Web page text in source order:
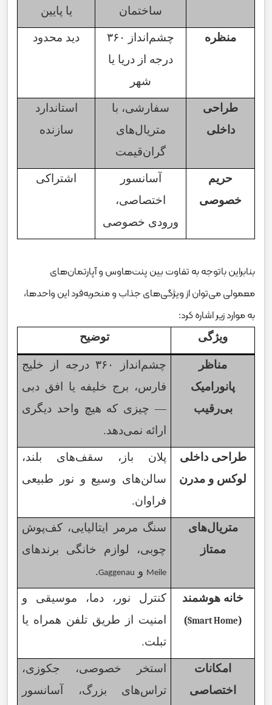
ساختمان
یا پایین
منظره چشم‌انداز
۳۶۰
درجه از دریا یا
شهر
دید محدود
طراحی
داخلی
سفارشی، با
متریال‌های
گران‌قیمت
استاندارد
سازنده
حریم
خصوصی
آسانسور
اختصاصی،
ورودی خصوصی
اشتراکی
بنابراین باتوجه به تفاوت بین پنت‌هاوس و آپارتمان‌های
معمولی می‌توان از ویژگی‌های جذاب و منحربه‌فرد این واحدها،
به موارد زیر اشاره کرد:
ویژگی توضیح
مناظر
پانورامیک
بی‌رقیب
چشم‌انداز ۳۶۰ درجه از خلیج
فارس، برج خلیفه یا افق دبی
— چیزی که هیچ واحد دیگری
ارائه نمی‌دهد.
طراحی داخلی
لوکس و مدرن
پلان باز، سقف‌های بلند،
سالن‌های وسیع و نور طبیعی
فراوان.
متریال‌های
ممتاز
سنگ مرمر ایتالیایی، کف‌پوش
چوبی، لوازم خانگی برندهای
Meile و Gaggenau
.
خانه هوشمند
(
Smart Home
)
کنترل نور، دما، موسیقی و
امنیت از طریق تلفن همراه یا
تبلت.
امکانات
اختصاصی
استخر خصوصی، جکوزی،
تراس‌های بزرگ، آسانسور